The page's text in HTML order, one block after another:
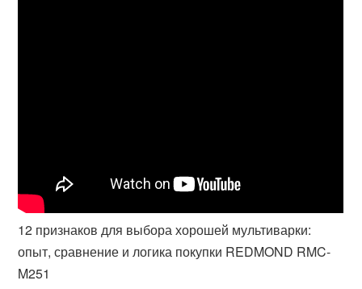
12 признаков для выбора хорошей мультиварки:
опыт, сравнение и логика покупки REDMOND RMC-
M251